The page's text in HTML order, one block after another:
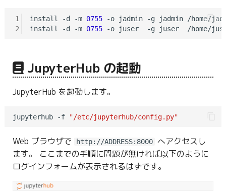
1
2
install -d -m 0755 -o jadmin -g jadmin /home/
install -d -m 0755
JupyterHub の起動
JupyterHub を起動します。
jupyterhub -f "/etc/jupyterhub/config.py"
Web ブラウザで http://ADDRESS:8000 へアクセスし
ます。 ここまでの手順に問題が無ければ以下のように
ログインフォームが表示されるはずです。